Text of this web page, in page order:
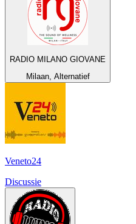
RADIO MILANO GIOVANE
Milaan, Alternatief
Veneto24
Discussie